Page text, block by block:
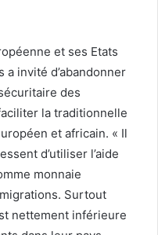
et ses Etats
a invité d’abandonner
des
la traditionnelle
et africain. « Il
d’utiliser l’aide
monnaie
Surtout
nettement inférieure